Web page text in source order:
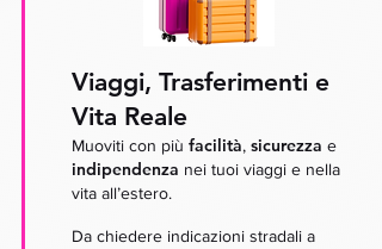
Viaggi, Trasferimenti e
Vita Reale
Muoviti con più facilità, sicurezza e
indipendenza nei tuoi viaggi e nella
vita all’estero.
Da chiedere indicazioni stradali a